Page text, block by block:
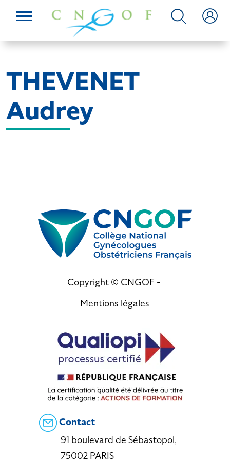
THEVENET
Audrey
Copyright © CNGOF -
Mentions légales
Contact
91 boulevard de Sébastopol,
75002 PARIS